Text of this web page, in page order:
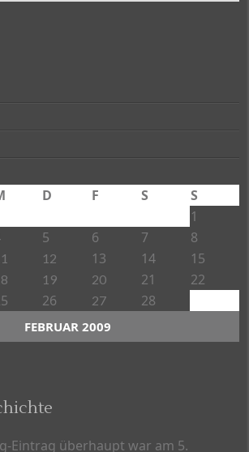
FEBRUAR 2009
D F S
S
1
5 6 7 8
12 13 14 15
19 20 21 22
26 27 28
Eintrag überhaupt war am 5.